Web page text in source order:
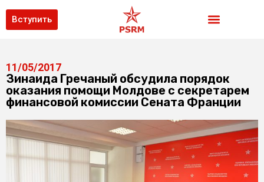
Вступить
11/05/2017
Зинаида Гречаный обсудила порядок
оказания помощи Молдове с секретарем
финансовой комиссии Сената Франции